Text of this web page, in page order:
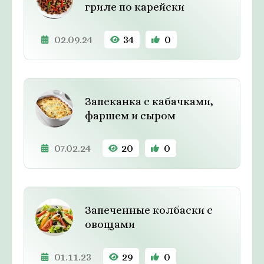
гриле по карейски
02.09.24 34 0
Запеканка с кабачками,
фаршем и сыром
07.02.24 20 0
Запеченные колбаски с
овощами
01.11.23 29 0